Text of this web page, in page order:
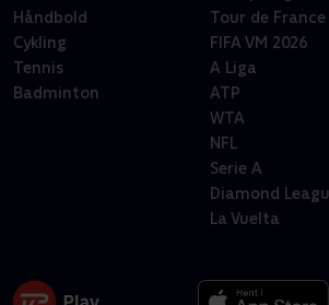
Håndbold
Cykling
Tennis
Badminton
Tour de France
FIFA VM 2026
A Liga
ATP
WTA
NFL
Serie A
Diamond
La Vuelta